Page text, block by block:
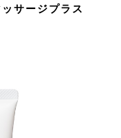
サージプラス